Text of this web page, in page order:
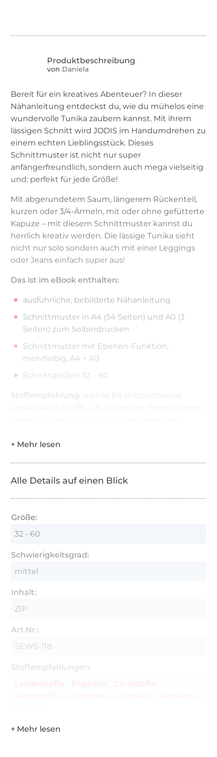
von Daniela
Bereit für ein kreatives Abenteuer? In dieser
Nähanleitung entdeckst du, wie du mühelos eine
wundervolle Tunika zaubern kannst. Mit ihrem
lässigen Schnitt wird JODIS im Handumdrehen zu
einem echten Lieblingsstück. Dieses
Schnittmuster ist nicht nur super
anfängerfreundlich, sondern auch mega vielseitig
und: perfekt für jede Größe!
Mit abgerundetem Saum, längerem Rückenteil,
kurzen oder 3/4-Ärmeln, mit oder ohne gefütterte
Kapuze – mit diesem Schnittmuster kannst du
herrlich kreativ werden. Die lässige Tunika sieht
nicht nur solo sondern auch mit einer Leggings
oder Jeans einfach super aus!
Das ist im eBook enthalten:
ausführliche, bebilderte Nähanleitung
Schnittmuster in A4 (54 Seiten) und A0 (3
Seiten) zum Selberdrucken
Schnittmuster mit Ebenen-Funktion,
mehrfarbig, A4 + A0
Schnittgrößen 32 – 60
Stoffempfehlung: leichte bis mittelschwere
Alle Details auf einen Blick
Größe:
32 - 60
Schwierigkeitsgrad:
mittel
Inhalt:
ZIP
Art.Nr.:
SEWS-118
Stoffempfehlungen:
Leinenstoffe
Popeline
Cordstoffe